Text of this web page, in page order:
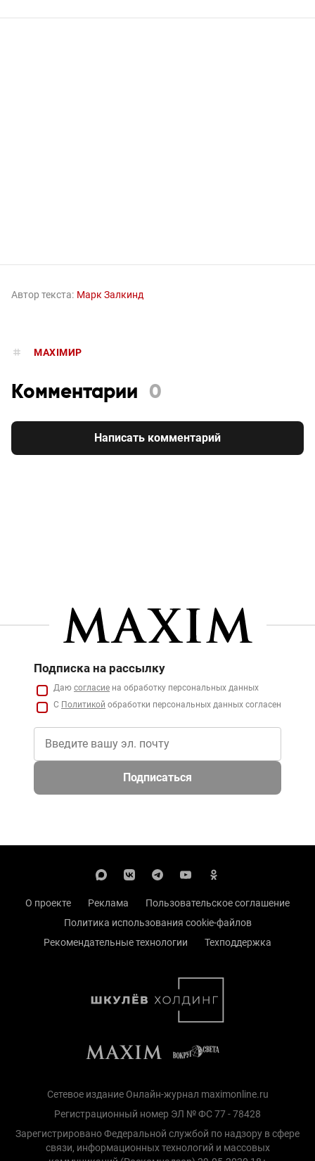
Автор текста: Марк Залкинд
MAXIMИР
Комментарии 0
Написать комментарий
Подписка на рассылку
Даю согласие на обработку персональных данных
С Политикой обработки персональных данных согласен
Подписаться
О проекте Реклама
Пользовательское соглашение
Политика использования cookie-файлов
Рекомендательные технологии
Техподдержка
Сетевое издание Онлайн-журнал maximonline.ru
Регистрационный номер ЭЛ № ФС 77 - 78428
Зарегистрировано Федеральной службой по надзору в сфере
связи, информационных технологий и массовых